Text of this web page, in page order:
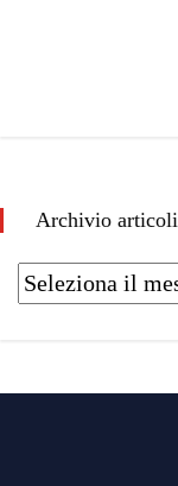
Archivio articoli